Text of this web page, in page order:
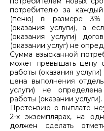
потребителю за
(пеню) в размере 3%
(оказания услуги), а
(оказания услуги)
(оказании услуг) не
Сумма взысканной
может превышать цену
работы (оказания
цена выполнения
услуги) не
работы (оказании услуги).
Претензию о выплате
2-х экземплярах, на
должен сделать